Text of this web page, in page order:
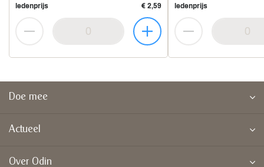
ledenprijs
€ 2,59
ledenprijs
Doe mee
Actueel
Over Odin